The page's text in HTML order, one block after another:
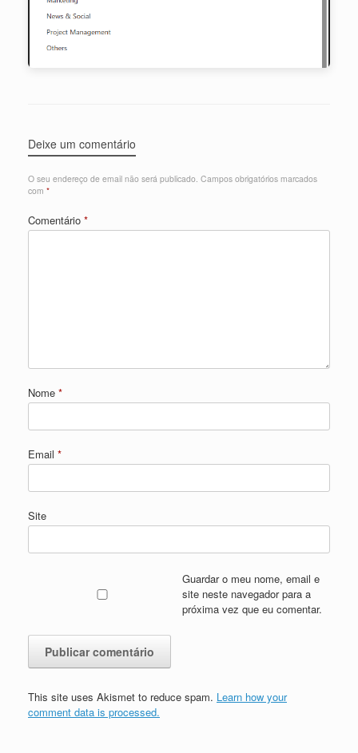
Deixe um comentário
O seu endereço de email não será publicado. Campos obrigatórios marcados
com *
Comentário *
Nome *
Email *
Site
Guardar o meu nome, email e
site neste navegador para a
próxima vez que eu comentar.
This site uses Akismet to reduce spam. Learn how your
comment data is processed.